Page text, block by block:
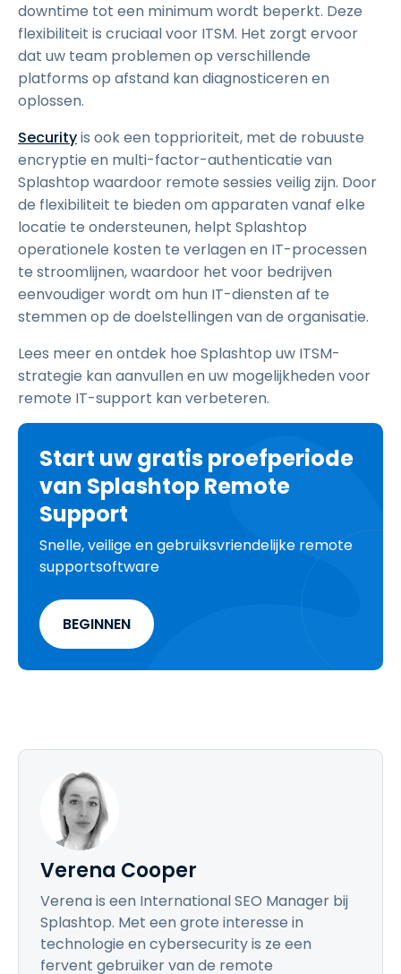
downtime tot een minimum wordt beperkt. Deze
flexibiliteit is cruciaal voor ITSM. Het zorgt ervoor
dat uw team problemen op verschillende
platforms op afstand kan diagnosticeren en
oplossen.
Securityis ook een topprioriteit, met de robuuste
encryptie en multi-factor-authenticatie van
Splashtop waardoor remote sessies veilig zijn. Door
de flexibiliteit te bieden om apparaten vanaf elke
locatie te ondersteunen, helpt Splashtop
operationele kosten te verlagen en IT-processen
te stroomlijnen, waardoor het voor bedrijven
eenvoudiger wordt om hun IT-diensten af te
stemmen op de doelstellingen van de organisatie.
Lees meer en ontdek hoe Splashtop uw ITSM-
strategie kan aanvullen en uw mogelijkheden voor
remote IT-support kan verbeteren.
Start uw gratis proefperiode
van Splashtop Remote
Support
Snelle, veilige en gebruiksvriendelijke remote
supportsoftware
BEGINNEN
Verena Cooper
Verena is een International SEO Manager bij
Splashtop. Met een grote interesse in
technologie en cybersecurity is ze een
fervent gebruiker van de remote